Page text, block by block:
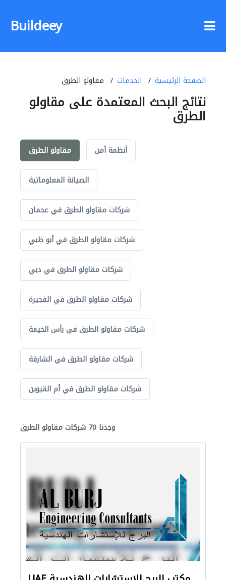
Buildeey
الصفحة الرئيسية الخدمات مقاولو الطرق
نتائج البحث المعتمدة على مقاولو
الطرق
مقاولو الطرق أنظمة أمن
الصيانة المعلوماتية
شركات مقاولو الطرق في عجمان
شركات مقاولو الطرق في أبو ظبي
شركات مقاولو الطرق في دبي
شركات مقاولو الطرق في الفجيرة
شركات مقاولو الطرق في رأس الخيمة
شركات مقاولو الطرق في الشارقة
شركات مقاولو الطرق في أم القيوين
وجدنا 70 شركات مقاولو الطرق